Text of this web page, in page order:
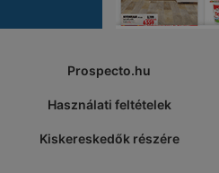
Prospecto.hu
Használati feltételek
Kiskereskedők részére